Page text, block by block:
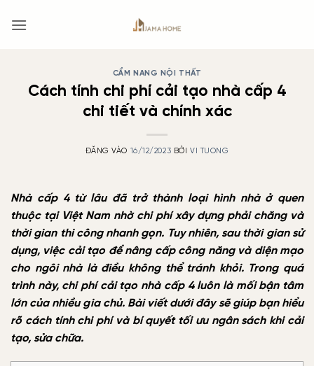
qua
CẨM NANG NỘI THẤT
Cách tính chi phí cải tạo nhà cấp 4
chi tiết và chính xác
ĐĂNG VÀO 16/12/2023 BỞI VI TUONG
Nhà cấp 4 từ lâu đã trở thành loại hình nhà ở quen
thuộc tại Việt Nam nhờ chi phí xây dựng phải chăng và
thời gian thi công nhanh gọn. Tuy nhiên, sau thời gian sử
dụng, việc cải tạo để nâng cấp công năng và diện mạo
cho ngôi nhà là điều không thể tránh khỏi. Trong quá
trình này, chi phí cải tạo nhà cấp 4 luôn là mối bận tâm
lớn của nhiều gia chủ. Bài viết dưới đây sẽ giúp bạn hiểu
rõ cách tính chi phí và bí quyết tối ưu ngân sách khi cải
tạo, sửa chữa.